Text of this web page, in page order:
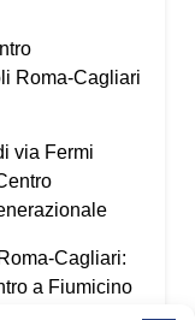
Roma-Cagliari
via Fermi
Cagliari:
a Fiumicino